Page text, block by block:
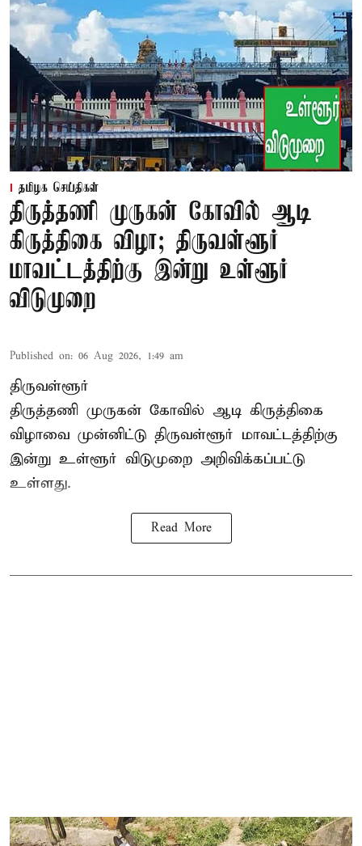
தமிழக செய்திகள்
திருத்தணி முருகன் கோவில் ஆடி
கிருத்திகை விழா; திருவள்ளூர்
மாவட்டத்திற்கு இன்று உள்ளூர்
விடுமுறை
Published on: 06 Aug 2026, 1:49 am
திருவள்ளூர்
திருத்தணி முருகன் கோவில் ஆடி கிருத்திகை
விழாவை முன்னிட்டு திருவள்ளூர் மாவட்டத்திற்கு
இன்று உள்ளூர் விடுமுறை அறிவிக்கப்பட்டு
உள்ளது.
Read More